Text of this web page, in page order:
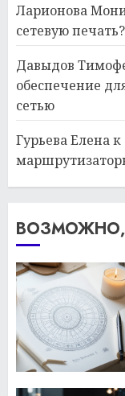
Ларионова
сетевую печать?
Давыдов
обеспечение
сетью
Гурьева Еленак